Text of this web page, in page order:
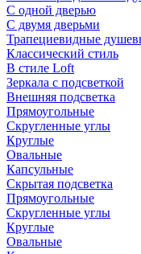
С одной дверью
С двумя дверьми
Трапециевидные
Классический стиль
В стиле Loft
Зеркала с подсветкой
Внешняя подсветка
Прямоугольные
Скругленные углы
Круглые
Овальные
Капсульные
Скрытая подсветка
Прямоугольные
Скругленные углы
Круглые
Овальные